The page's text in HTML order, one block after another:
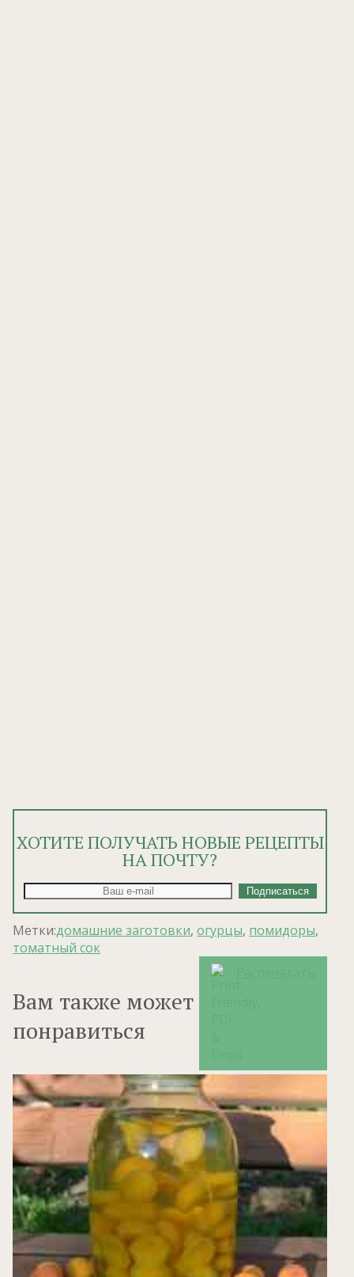
ХОТИТЕ ПОЛУЧАТЬ НОВЫЕ РЕЦЕПТЫ
НА ПОЧТУ?
Метки:домашние заготовки,огурцы, помидоры,
томатный сок
Вам также может
понравиться